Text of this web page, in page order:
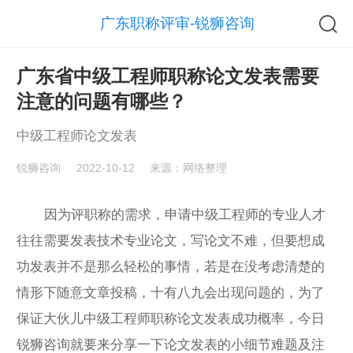
广东职称评审-锐狮咨询
广东省中级工程师职称论文发表需要
注意的问题有哪些？
中级工程师论文发表
锐狮咨询 2022-10-12 来源：网络整理
因为评职称的需求，申请中级工程师的专业人才
往往需要发表技术专业论文，写论文不难，但要想成
功发表并不是那么轻松的事情，若是在没考虑清楚的
情形下随意文章投稿，十有八九会出现问题的，为了
保证大伙儿中级工程师职称论文发表成功概率，今日
锐狮咨询就要来分享一下论文发表的小细节难题及注